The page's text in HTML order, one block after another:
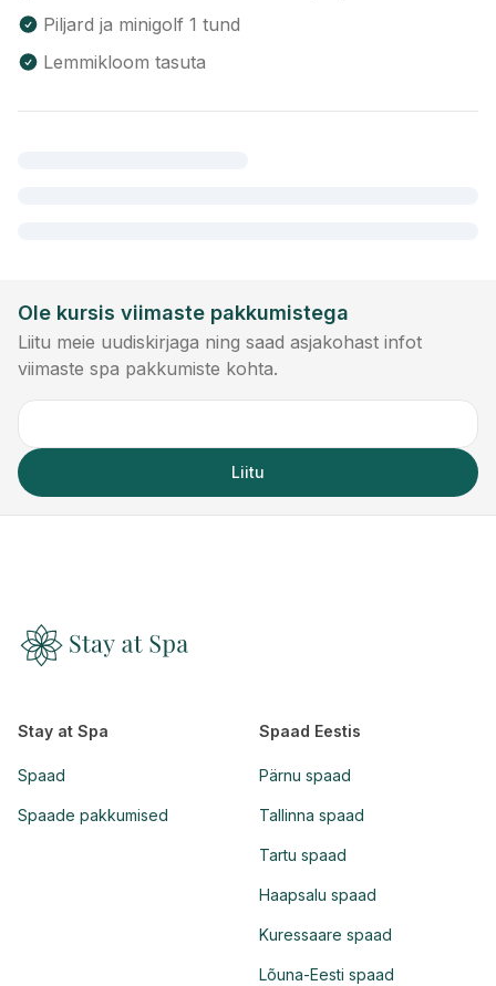
Piljard ja minigolf 1 tund
Lemmikloom tasuta
Ole kursis viimaste pakkumistega
Liitu meie uudiskirjaga ning saad asjakohast infot
viimaste spa pakkumiste kohta.
Liitu
Stay at Spa
Spaad
Spaade pakkumised
Spaad Eestis
Pärnu spaad
Tallinna spaad
Tartu spaad
Haapsalu spaad
Kuressaare spaad
Lõuna-Eesti spaad